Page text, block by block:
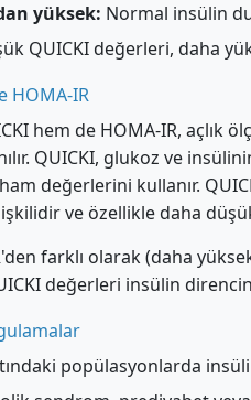
yüksek: Normal insülin
QUICKI değerleri, daha
HOMA-IR
hem de HOMA-IR, açlık
QUICKI, glukoz ve
değerlerini kullanır.
ve özellikle daha
farklı olarak (daha
değerleri insülin
popülasyonlarda